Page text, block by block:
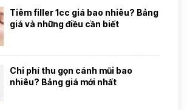
Tiêm filler 1cc giá bao nhiêu? Bảng
giá và những điều cần biết
Chi phí thu gọn cánh mũi bao
nhiêu? Bảng giá mới nhất